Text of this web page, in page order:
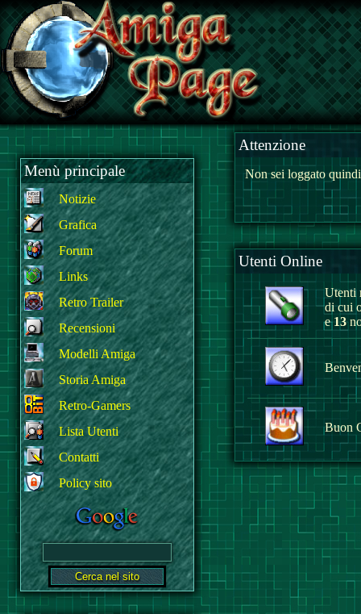
Menù principale
Notizie
Grafica
Forum
Links
Retro Trailer
Recensioni
Modelli Amiga
Storia Amiga
Retro-Gamers
Lista Utenti
Contatti
Policy sito
Attenzione
Non sei loggato
Utenti Online
Utenti
di cui
e13
Buon